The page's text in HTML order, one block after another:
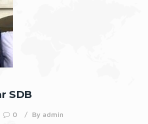
SDB
0 By admin